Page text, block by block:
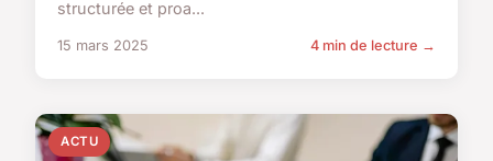
structurée et proa...
15 mars 2025 4 min de lecture →
ACTU